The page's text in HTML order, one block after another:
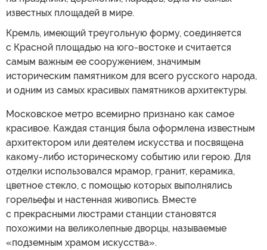
известных площадей в мире.
Кремль, имеющий треугольную форму, соединяется
с Красной площадью на юго-востоке и считается
самым важным ее сооружением, значимым
историческим памятником для всего русского народа,
и одним из самых красивых памятников архитектуры.
Московское метро всемирно признано как самое
красивое. Каждая станция была оформлена известным
архитектором или деятелем искусства и посвящена
какому-либо историческому событию или герою. Для
отделки использовался мрамор, гранит, керамика,
цветное стекло, с помощью которых выполнялись
горельефы и настенная живопись. Вместе
с прекрасными люстрами станции становятся
похожими на великолепные дворцы, называемые
«подземным храмом искусства».